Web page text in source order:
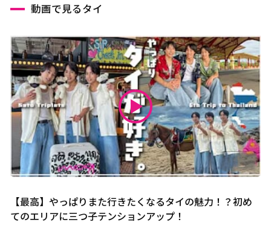
動画で見るタイ
【最高】やっぱりまた行きたくなるタイの魅力！？初め
てのエリアに三つ子テンションアップ！